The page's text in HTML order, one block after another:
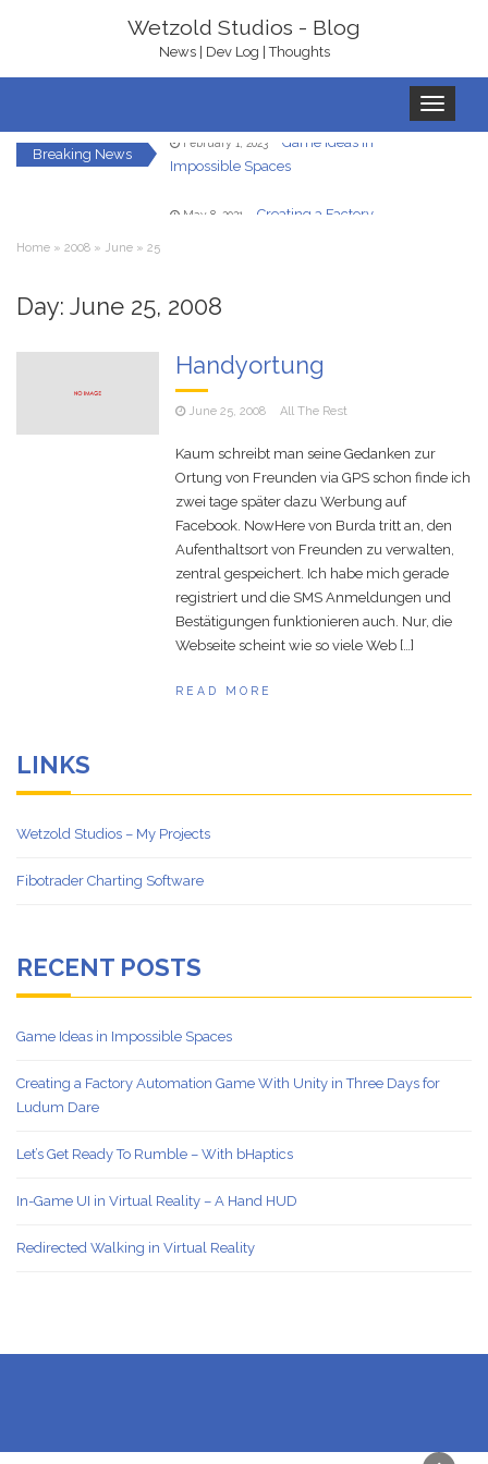
Wetzold Studios - Blog
News | Dev Log | Thoughts
Toggle
navigation
Breaking News
February 1, 2023
Game Ideas in
Impossible Spaces
Rumble – With bHaptics
Virtual Reality – A Hand HUD
December 5, 2020
Redirected Walking
October 23, 2020
Reality Gallery
Impossible Spaces
Home » 2008 » June » 25
Day: June 25, 2008
Handyortung
June 25, 2008 All The Rest
Kaum schreibt man seine Gedanken zur
Ortung von Freunden via GPS schon finde ich
zwei tage später dazu Werbung auf
Facebook. NowHere von Burda tritt an, den
Aufenthaltsort von Freunden zu verwalten,
zentral gespeichert. Ich habe mich gerade
registriert und die SMS Anmeldungen und
Bestätigungen funktionieren auch. Nur, die
Webseite scheint wie so viele Web […]
READ MORE
LINKS
Wetzold Studios – My Projects
Fibotrader Charting Software
RECENT POSTS
Game Ideas in Impossible Spaces
Creating a Factory Automation Game With Unity in Three Days for
Ludum Dare
Let’s Get Ready To Rumble – With bHaptics
In-Game UI in Virtual Reality – A Hand HUD
Redirected Walking in Virtual Reality